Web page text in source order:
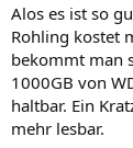
Alos es ist so
Rohling kostet
bekommt man
1000GB von
haltbar. Ein
mehr lesbar.